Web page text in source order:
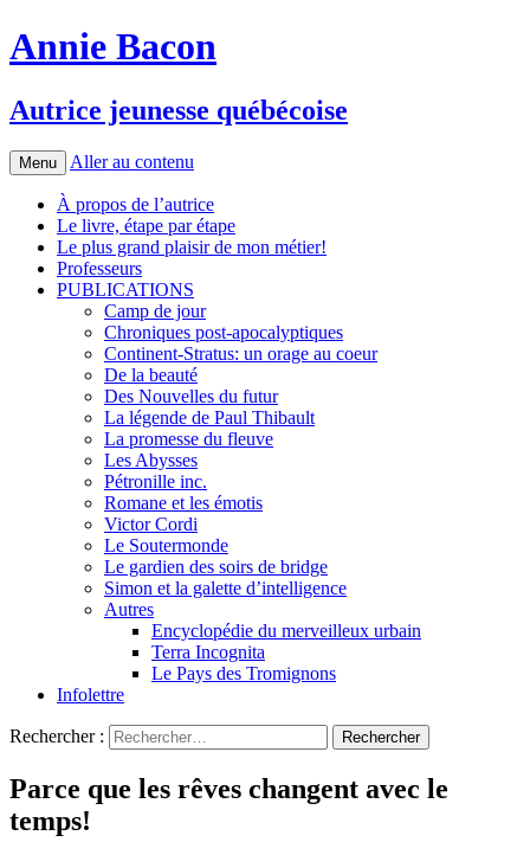
Annie Bacon
Autrice jeunesse québécoise
Menu Aller au contenu
À propos de l’autrice
Le livre, étape par étape
Le plus grand plaisir de mon métier!
Professeurs
PUBLICATIONS
Camp de jour
Chroniques post-apocalyptiques
Continent-Stratus: un orage au coeur
De la beauté
Des Nouvelles du futur
La légende de Paul Thibault
La promesse du fleuve
Les Abysses
Pétronille inc.
Romane et les émotis
Victor Cordi
Le Soutermonde
Le gardien des soirs de bridge
Simon et la galette d’intelligence
Autres
Encyclopédie du merveilleux urbain
Terra Incognita
Le Pays des Tromignons
Infolettre
Rechercher :
Parce que les rêves changent avec le
temps!